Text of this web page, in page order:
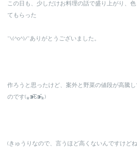
この日も、少しだけお料理の話で盛り上がり、
てもらった
*\(^o^)/*ありがとうございました。
作ろうと思ったけど、案外と野菜の値段が高騰
のです(⁎⁍̴̆Ɛ⁍̴̆⁎)
(きゅうりなので、言うほど高くないんですけどね